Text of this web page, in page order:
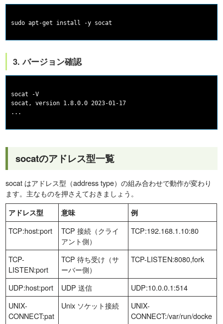
3. バージョン確認
socat -V
socat, version 1.8.0.0 2023-01-17
socatのアドレス型一覧
socat はアドレス型（address type）の組み合わせで動作が変わり
ます。主なものを押さえておきましょう。
アドレス型 意味 例
TCP:host:port
TCP 接続（クライ
アント側）
TCP:192.168.1.10:80
TCP-
LISTEN:port
TCP 待ち受け（サ
ーバー側）
TCP-LISTEN:8080,fork
UDP:host:port UDP 送信
UDP:10.0.0.1:514
UNIX-
CONNECT:pat
Unix ソケット接続
UNIX-
CONNECT:/var/run/docke